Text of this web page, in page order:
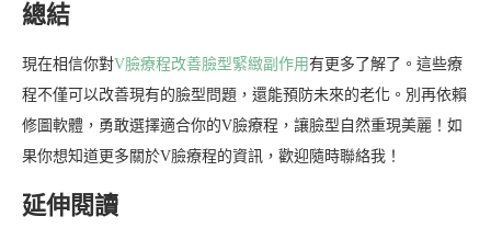
總結
現在相信你對V臉療程改善臉型緊緻副作用有更多了解了。這些療
程不僅可以改善現有的臉型問題，還能預防未來的老化。別再依賴
修圖軟體，勇敢選擇適合你的V臉療程，讓臉型自然重現美麗！如
果你想知道更多關於V臉療程的資訊，歡迎隨時聯絡我！
延伸閱讀